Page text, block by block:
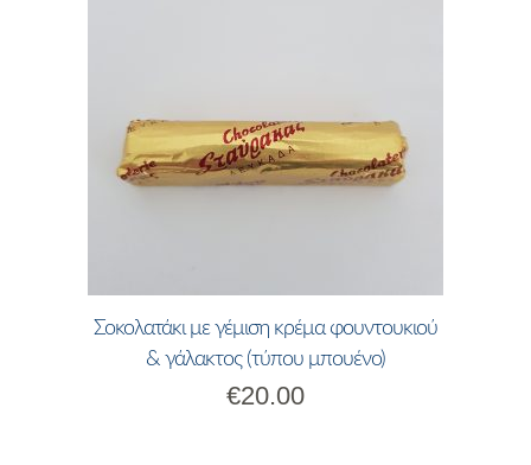
Σοκολατάκι με γέμιση κρέμα φουντουκιού
& γάλακτος (τύπου μπουένο)
€20.00